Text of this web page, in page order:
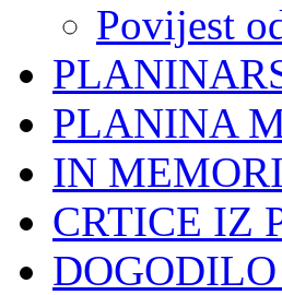
Povijest
PLANINA
IN
CRTICE IZ